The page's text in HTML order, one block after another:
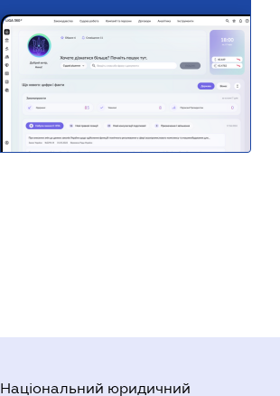
Національний юридичний